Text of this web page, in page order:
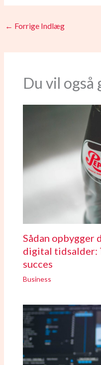
← Forrige Indlæg
Du vil også
Sådan opbygger
digital
succes
Business